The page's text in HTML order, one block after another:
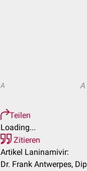
A A
Teilen
Loading...
Zitieren
Artikel Laninamivir:
Dr. Frank Antwerpes,